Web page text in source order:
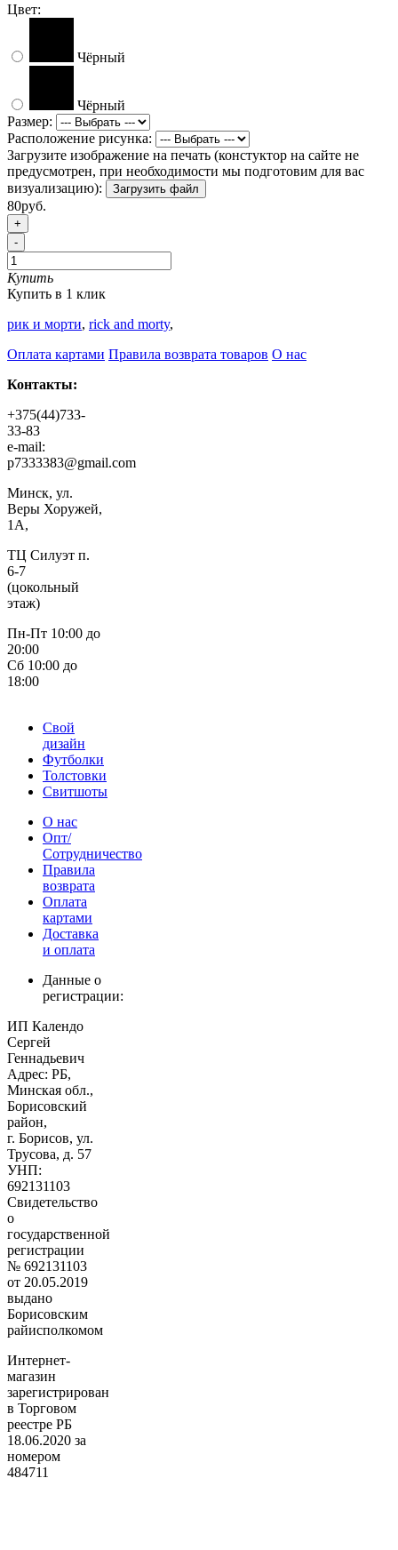
Цвет:
Чёрный
Чёрный
Размер:
Расположение рисунка:
Загрузите изображение на печать (констуктор на сайте не
предусмотрен, при необходимости мы подготовим для вас
визуализацию):
Загрузить файл
80руб.
+
-
Купить
Купить в 1 клик
рик и морти, rick and morty,
Оплата картами Правила возврата товаров О нас
Контакты:
+375(44)733-
33-83
e-mail:
p7333383@gmail.com
Минск, ул.
Веры Хоружей,
1А,
ТЦ Силуэт п.
6-7
(цокольный
этаж)
Пн-Пт 10:00 до
20:00
Сб 10:00 до
18:00
Свой
дизайн
Футболки
Толстовки
Свитшоты
О нас
Опт/
Сотрудничество
Правила
возврата
Оплата
картами
Доставка
и оплата
Данные о
регистрации:
ИП Календо
Сергей
Геннадьевич
Адрес: РБ,
Минская обл.,
Борисовский
район,
г. Борисов, ул.
Трусова, д. 57
УНП:
692131103
Свидетельство
о
государственной
регистрации
№ 692131103
от 20.05.2019
выдано
Борисовским
райисполкомом
Интернет-
магазин
зарегистрирован
в Торговом
реестре РБ
18.06.2020 за
номером
484711